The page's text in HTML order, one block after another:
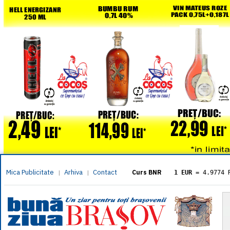
Mica Publicitate | Arhiva | Contact Curs BNR 1 EUR = 4.9774
= 5.8304
1 XAU= 464.4611
1 AED= 1.1933
1 AUD= 2.7957
1 BGN= 2.5449